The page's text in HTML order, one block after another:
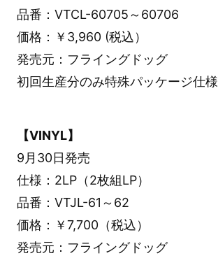
品番：VTCL-60705～60706
価格：￥3,960 (税込）
発売元：フライングドッグ
初回生産分のみ特殊パッケージ仕様
【VINYL】
9月30日発売
仕様：2LP（2枚組LP）
品番：VTJL-61～62
価格：￥7,700（税込）
発売元：フライングドッグ